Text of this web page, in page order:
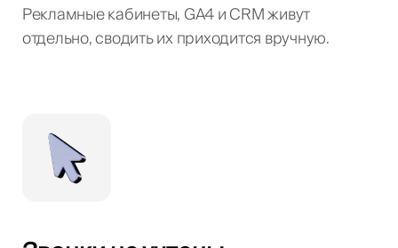
Рекламные кабинеты, GA4 и CRM живут
отдельно, сводить их приходится вручную.